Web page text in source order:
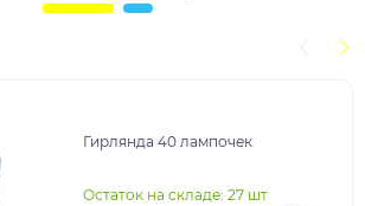
Гирлянда 40 лампочек
Остаток на складе: 27 шт